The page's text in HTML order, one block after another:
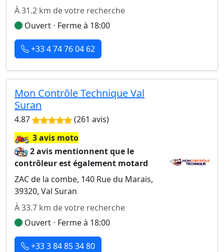
À 31.2 km de votre recherche
Ouvert ⋅ Ferme à 18:00
+33 4 74 76 04 62
Mon Contrôle Technique Val
Suran
4.87 (261 avis)
🏍️3 avis moto
2 avis mentionnent que le
contrôleur est également motard
ZAC de la combe, 140 Rue du Marais,
39320, Val Suran
À 33.7 km de votre recherche
Ouvert ⋅ Ferme à 18:00
+33 3 84 85 34 80